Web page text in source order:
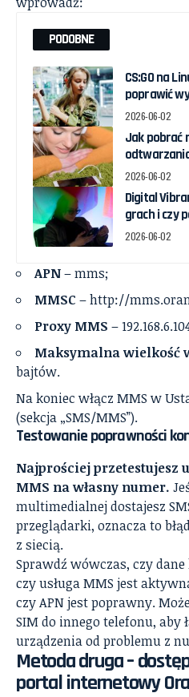
PODOBNE
CS:GO na
poprawić
2026-06-02
Jak pobrać
2026-06-02
Digital
grach i czy
2026-06-02
APN– mms;
MMSC – http://
Proxy MMS –
Maksymalna wielkość
bajtów.
Na koniec włącz MMS w
(sekcja „SMS/MMS”).
Testowanie poprawności
Najprościej przetestujesz
MMS na własny numer.
multimedialnej dostajesz
przeglądarki, oznacza to
z siecią.
Sprawdź wówczas, czy
czy usługa MMS jest
czy APN jest poprawny.
SIM do innego telefonu, aby
urządzenia od problemu z
Metoda druga –
portal internetowy